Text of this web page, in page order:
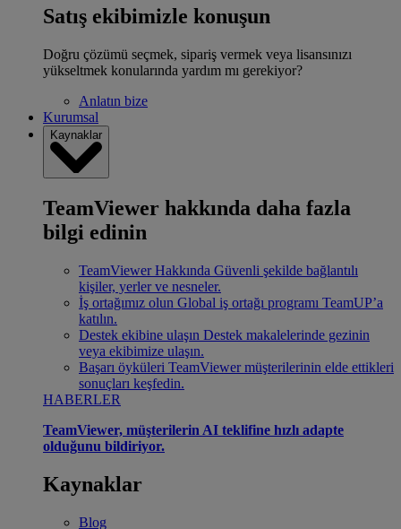
Satış ekibimizle konuşun
Doğru çözümü seçmek, sipariş vermek veya lisansınızı
yükseltmek konularında yardım mı gerekiyor?
Anlatın bize
Kurumsal
Kaynaklar
TeamViewer hakkında daha fazla
bilgi edinin
TeamViewer Hakkında Güvenli şekilde bağlantılı
kişiler, yerler ve nesneler.
İş ortağımız olun Global iş ortağı programı TeamUP’a
katılın.
Destek ekibine ulaşın Destek makalelerinde gezinin
veya ekibimize ulaşın.
Başarı öyküleri TeamViewer müşterilerinin elde ettikleri
sonuçları keşfedin.
HABERLER
TeamViewer, müşterilerin AI teklifine hızlı adapte
olduğunu bildiriyor.
Kaynaklar
Blog